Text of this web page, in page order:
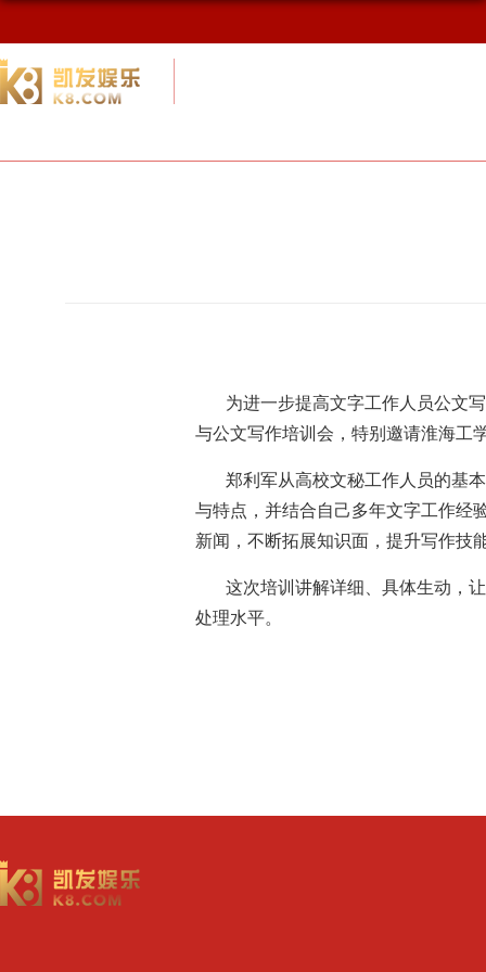
为进一步提高文字工作人员公文
与公文写作培训会，特别邀请淮海工
郑利军从高校文秘工作人员的基
与特点，并结合自己多年文字工作经
新闻，不断拓展知识面，提升写作技
这次培训讲解详细、具体生动，
处理水平。